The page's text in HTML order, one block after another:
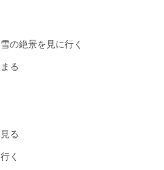
の絶景を見に行く
る
る
く